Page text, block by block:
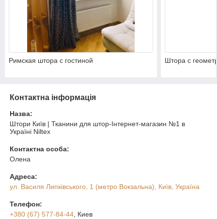
Римская штора с гостиной Штора с
Контактна інформація
Назва:
Штори Київ | Тканини для штор-Інтернет-магазин №1 в
Україні Niltex
Контактна особа:
Олена
Адреса:
ул. Василя Липківського, 1 (метро Вокзальна), Київ, Україна
Телефон:
+380 (67) 577-84-44 , Киев